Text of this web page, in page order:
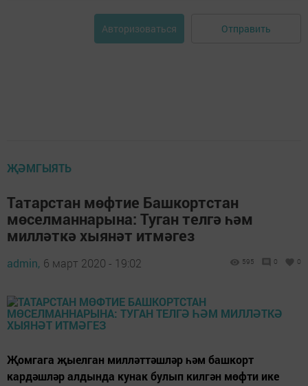
Авторизоваться Отправить
ҖӘМГЫЯТЬ
Татарстан мөфтие Башкортстан
мөселманнарына: Туган телгә һәм
милләткә хыянәт итмәгез
admin, 6 март 2020 - 19:02 595 0 0
Җомгага җыелган милләттәшләр һәм башкорт
кардәшләр алдында кунак булып килгән мөфти ике